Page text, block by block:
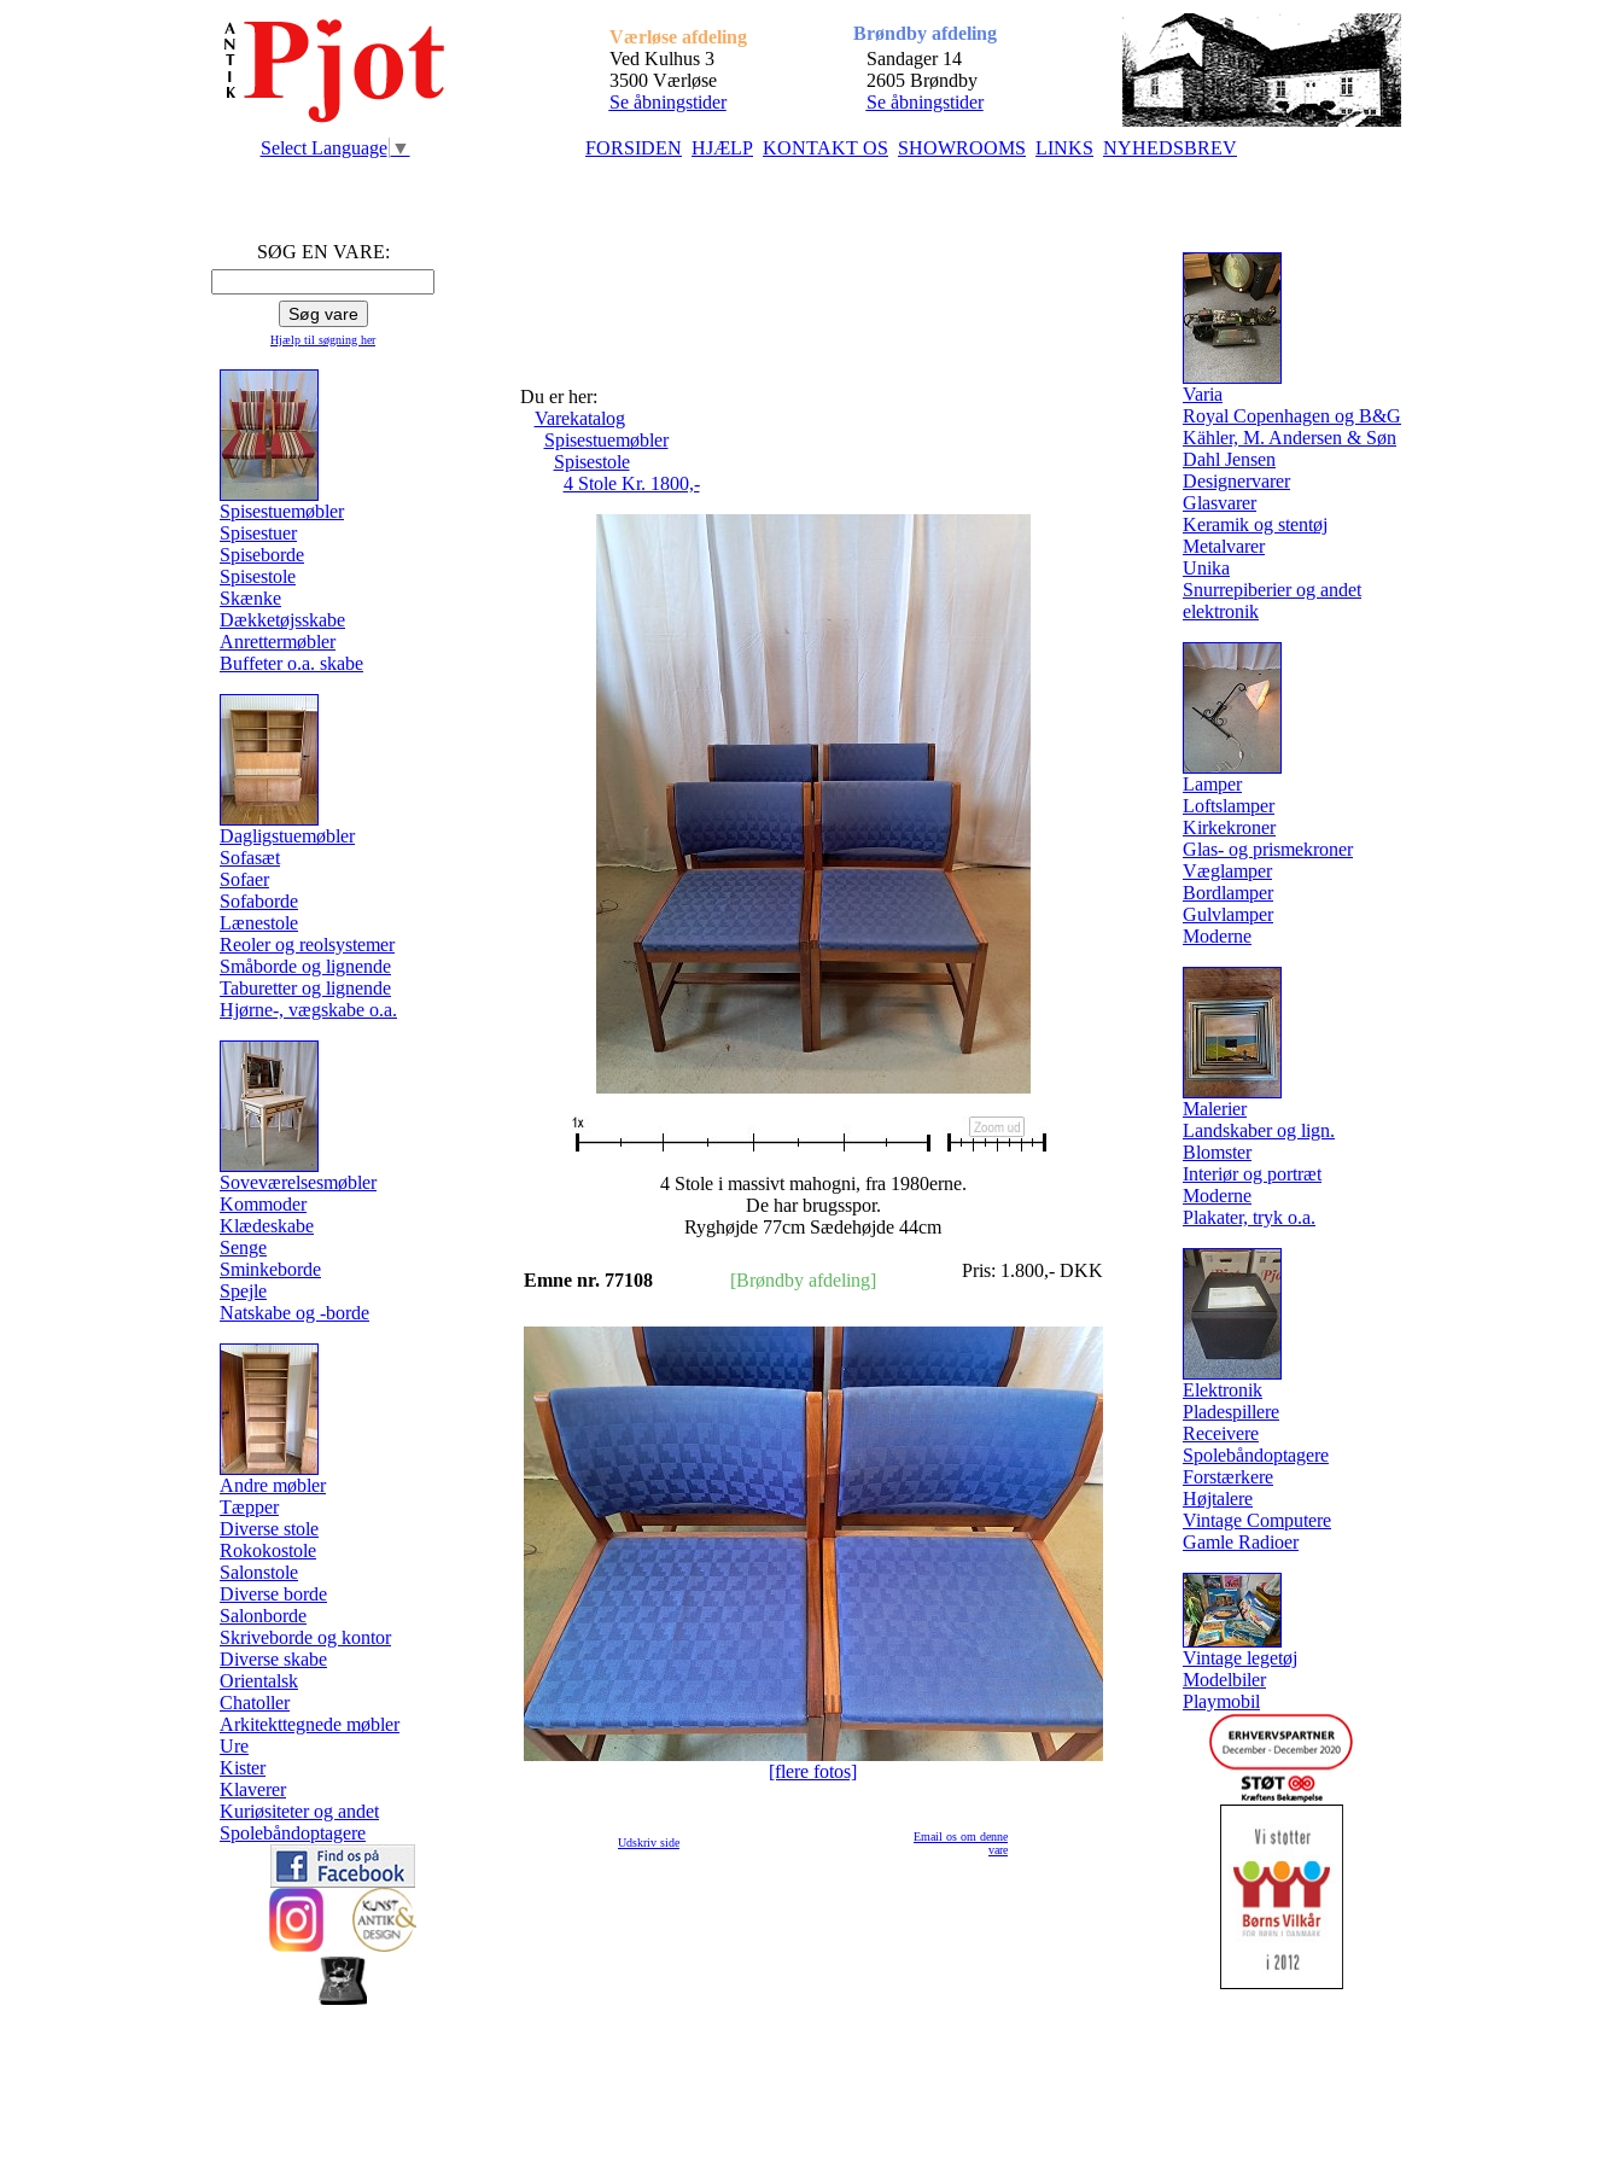
Værløse afdeling
Ved Kulhus 3
3500 Værløse
Se åbningstider
Brøndby afdeling
Sandager 14
2605 Brøndby
Se åbningstider
Select Language ▼ FORSIDEN HJÆLP KONTAKT OS SHOWROOMS LINKS NYHEDSBREV
SØG EN VARE:
Hjælp til søgning her
Spisestuemøbler
Spisestuer
Spiseborde
Spisestole
Skænke
Dækketøjsskabe
Anrettermøbler
Buffeter o.a. skabe
Dagligstuemøbler
Sofasæt
Sofaer
Sofaborde
Lænestole
Reoler og reolsystemer
Småborde og lignende
Taburetter og lignende
Hjørne-, vægskabe o.a.
Soveværelsesmøbler
Kommoder
Klædeskabe
Senge
Sminkeborde
Spejle
Natskabe og -borde
Andre møbler
Tæpper
Diverse stole
Rokokostole
Salonstole
Diverse borde
Salonborde
Skriveborde og kontor
Diverse skabe
Orientalsk
Chatoller
Arkitekttegnede møbler
Ure
Kister
Klaverer
Kuriøsiteter og andet
Spolebåndoptagere
Du er her:
Varekatalog
Spisestuemøbler
Spisestole
4 Stole Kr. 1800,-
4 Stole i massivt mahogni, fra 1980erne.
De har brugsspor.
Ryghøjde 77cm Sædehøjde 44cm
Emne nr. 77108 [Brøndby afdeling] Pris: 1.800,- DKK
[flere fotos]
Udskriv side
Email os om denne
vare
Varia
Royal Copenhagen og B&G
Kähler, M. Andersen & Søn
Dahl Jensen
Designervarer
Glasvarer
Keramik og stentøj
Metalvarer
Unika
Snurrepiberier og andet
elektronik
Lamper
Loftslamper
Kirkekroner
Glas- og prismekroner
Væglamper
Bordlamper
Gulvlamper
Moderne
Malerier
Landskaber og lign.
Blomster
Interiør og portræt
Moderne
Plakater, tryk o.a.
Elektronik
Pladespillere
Receivere
Spolebåndoptagere
Forstærkere
Højtalere
Vintage Computere
Gamle Radioer
Vintage legetøj
Modelbiler
Playmobil